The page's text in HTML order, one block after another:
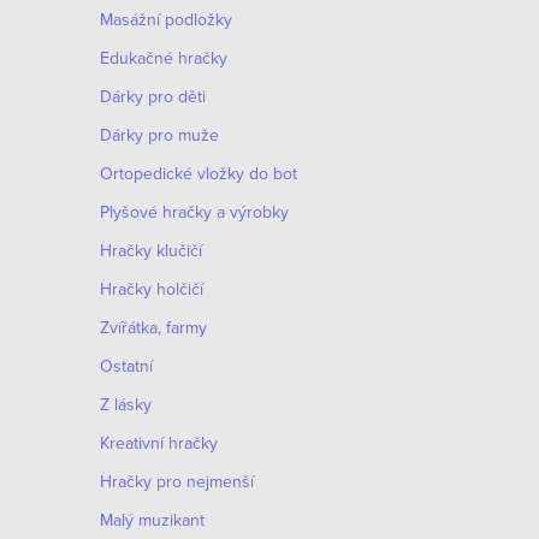
Masážní podložky
Edukačné hračky
Dárky pro děti
Dárky pro muže
Оrtopedické vložky do bot
Plyšové hračky a výrobky
Hračky klučičí
Hračky holčičí
Zvířátka, farmy
Ostatní
Z lásky
Kreativní hračky
Hračky pro nejmenší
Malý muzikant